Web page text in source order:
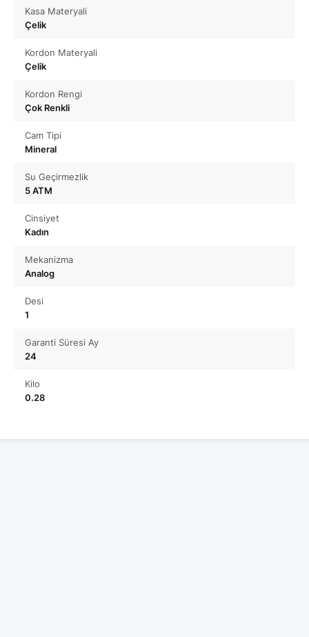
Kasa Materyali
Çelik
Kordon Materyali
Çelik
Kordon Rengi
Çok Renkli
Cam Tipi
Mineral
Su Geçirmezlik
5 ATM
Cinsiyet
Kadın
Mekanizma
Analog
Desi
1
Garanti Süresi Ay
24
Kilo
0.28